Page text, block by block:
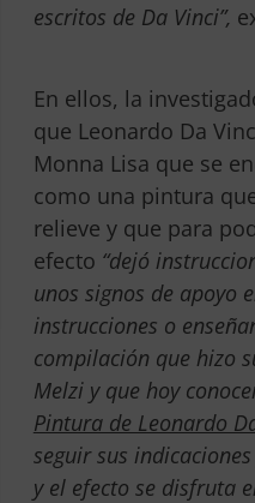
escritos de Da Vinci”,
En ellos, la
que Leonardo Da
Monna Lisa que se
como una pintura
relieve y que para
efecto “dejó
unos signos de apoyo
instrucciones o
compilación que hizo
Melzi y que hoy
Pintura de Leonardo
seguir sus
y el efecto se disfruta